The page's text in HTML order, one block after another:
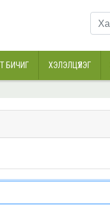
БИЧИГ ХЭЛЭЛЦҮҮЛЭГ